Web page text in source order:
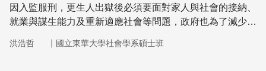
因入監服刑，更生人出獄後必須要面對家人與社會的接納、
就業與謀生能力及重新適應社會等問題，政府也為了減少其
來看待所面對之問題及相關措施
洪浩哲 ｜ 國立東華大學社會學系碩士班